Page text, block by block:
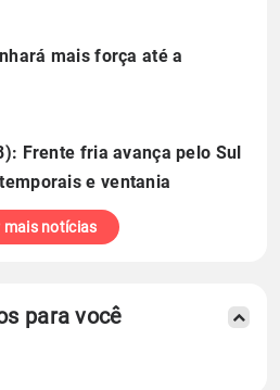
mais força até a
Frente fria avança pelo Sul
e ventania
mais notícias
para você